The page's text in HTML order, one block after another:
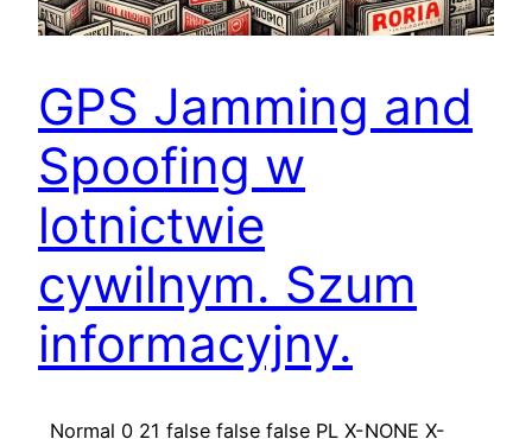
GPS Jamming and
Spoofing w
lotnictwie
cywilnym. Szum
informacyjny.
Normal 0 21 false false false PL X-NONE X-